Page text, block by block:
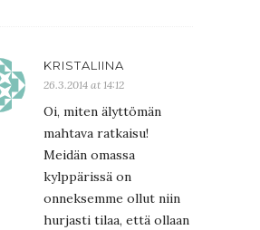
KRISTALIINA
26.3.2014 at 14:12
Oi, miten älyttömän
mahtava ratkaisu!
Meidän omassa
kylppärissä on
onneksemme ollut niin
hurjasti tilaa, että ollaan